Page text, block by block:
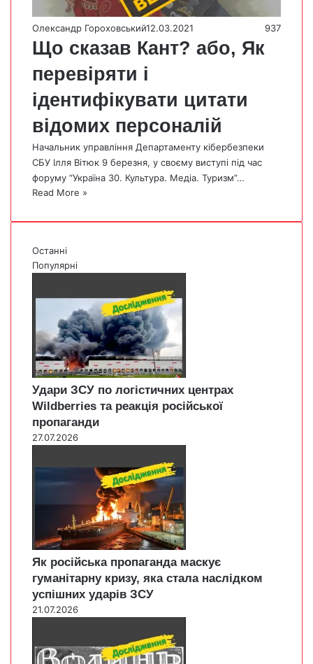
Олександр Гороховський12.03.2021 937
Що сказав Кант? або, Як
перевіряти і
ідентифікувати цитати
відомих персоналій
Начальник управління Департаменту кібербезпеки
СБУ Ілля Вітюк 9 березня, у своєму виступі під час
форуму “Україна 30. Культура. Медіа. Туризм”…
Read More »
Останні
Популярні
Удари ЗСУ по логістичних центрах
Wildberries та реакція російської
пропаганди
27.07.2026
Як російська пропаганда маскує
гуманітарну кризу, яка стала наслідком
успішних ударів ЗСУ
21.07.2026